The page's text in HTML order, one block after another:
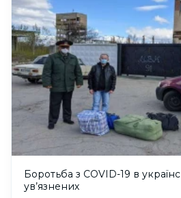
Боротьба з COVID-19 в
ув’язнених